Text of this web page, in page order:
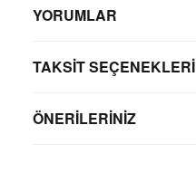
YORUMLAR
TAKSİT SEÇENEKLERİ
ÖNERİLERİNİZ